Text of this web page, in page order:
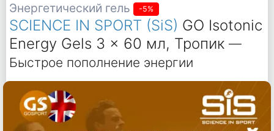
Энергетический гель -5%
SCIENCE IN SPORT (SiS) GO Isotonic
Energy Gels 3 x 60 мл, Тропик —
Быстрое пополнение энергии